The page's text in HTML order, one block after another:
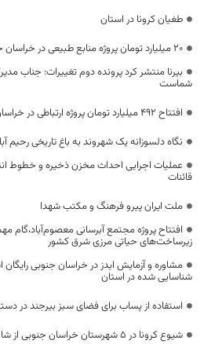
طغیان کرونا در استان
۲۰ میلیارد تومان پروژه منابع طبیعی در خراسان جنوبی افتتاح می‌شود
بیرنا منتشر کرد پرونده دوم تغییرات: جناب
شماست
افتتاح ۴۹۲ میلیارد تومان پروژه ارتباطی در خراسان جنوبی با حضور وزیر ارتباطات
نگاه دلسوزانه یک شهروند به باغ تاریخی رحیم
عملیات اجرایی احداث مخزن ذخیره و خطوط
قائنات
ملت ایران پیرو فرهنگ و مکتب شهدا
افتتاح پروژه مجتمع آبرسانی معصوم‌آباد،گام
زیرساخت‌های حیاتی مرزی شرق کشور
شناسایی شده در استان
استفاده از پساب برای فضای سبز بیرجند در
شیوع کرونا در ۵ شهرستان خراسان جنوبی از شاخص کشوری بالاتر است